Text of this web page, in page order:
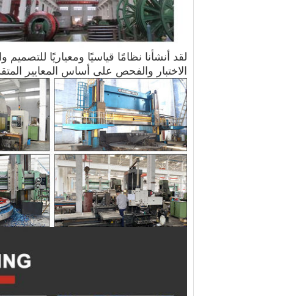
لقد أنشأنا نظامًا قياسيًا ومعياريًا للتصميم
الاختبار والفحص على أساس المعايير